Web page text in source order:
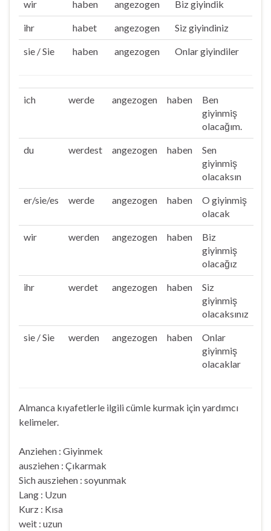
wir haben angezogen Biz giyindik
ihr habet angezogen Siz giyindiniz
sie / Sie haben angezogen Onlar giyindiler
ich werde angezogen haben
Ben
giyinmiş
olacağım.
du werdest angezogen haben
Sen
giyinmiş
olacaksın
er/sie/es werde angezogen haben
O giyinmiş
olacak
wir werden angezogen haben
Biz
giyinmiş
olacağız
ihr werdet angezogen haben
Siz
giyinmiş
olacaksınız
sie / Sie werden angezogen haben
Onlar
giyinmiş
olacaklar
Almanca kıyafetlerle ilgili cümle kurmak için yardımcı
kelimeler.
Anziehen : Giyinmek
ausziehen : Çıkarmak
Sich ausziehen : soyunmak
Lang : Uzun
Kurz : Kısa
weit : uzun